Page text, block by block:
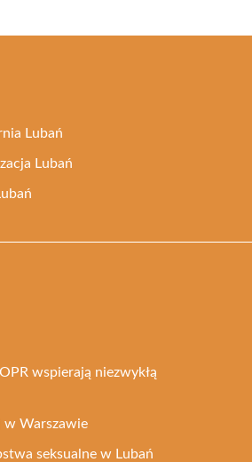
Lubań
Lubań
wspierają niezwykłą
w Warszawie
seksualne w Lubań